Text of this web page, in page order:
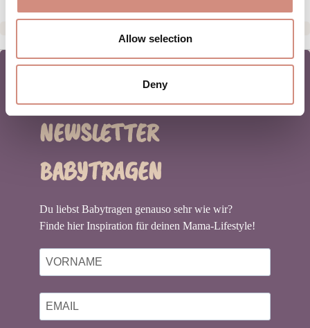
Allow selection
Deny
NEWSLETTER
BABYTRAGEN
Du liebst Babytragen genauso sehr wie wir?
Finde hier Inspiration für deinen Mama-Lifestyle!